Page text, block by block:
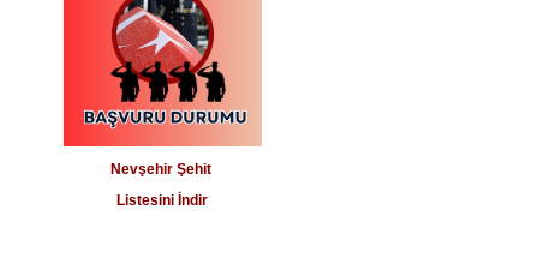
Nevşehir Şehit
Listesini İndir